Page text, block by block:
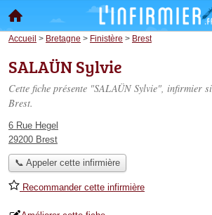
Accueil > Bretagne > Finistère > Brest
SALAÜN Sylvie
Cette fiche présente "SALAÜN Sylvie", infirmier
Brest.
6 Rue Hegel
29200 Brest
📞 Appeler cette infirmière
Recommander cette infirmière